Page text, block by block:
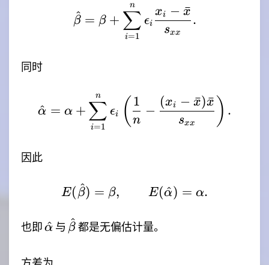
\hat{\beta} =
β
^ = β +
i=1
∑
n
ϵi sxx
xi − x
ˉ
.
同时
\hat{\alpha} =
α
^ = α +
i=1
∑
n
ϵi ( n
1
−
sxx
(xi − x
ˉ)x
ˉ ) .
因此
E(β
^) = β, E(α
^) = α.
也即\hat{\alpha}
α
^ 与 \hat{\beta}
β
^都是无偏估计量。
方差为